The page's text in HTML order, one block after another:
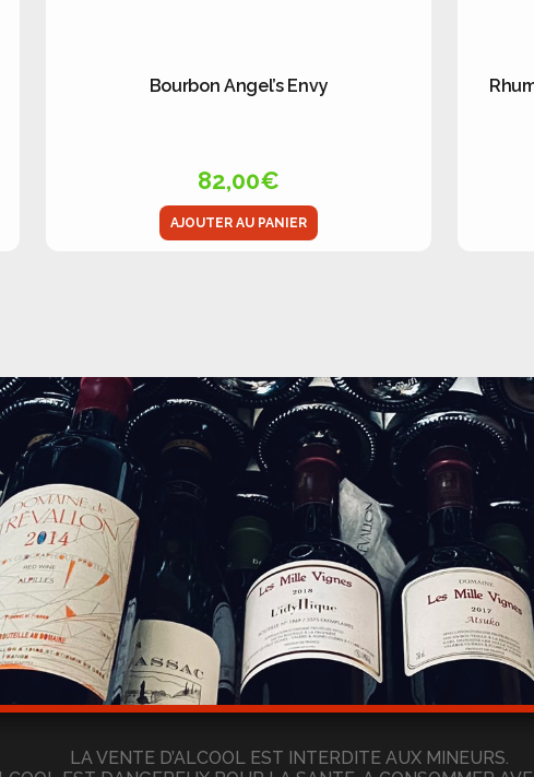
Bourbon Angel’s Envy
82,00€
AJOUTER AU PANIER
LA VENTE D’ALCOOL EST INTERDITE AUX MINEURS.